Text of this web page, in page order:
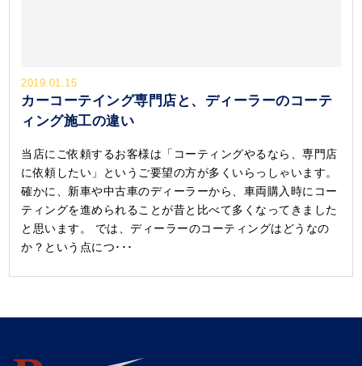
2019.01.15
カーコーテイング専門店と、ディーラーのコーテ
ィング施工の違い
当店にご依頼するお客様は「コーティングやるなら、専門店
に依頼したい」というご要望の方が多くいらっしゃいます。
確かに、新車や中古車のディーラーから、車両購入時にコー
ティングを進められることが昔と比べて多くなってきました
と思います。 では、ディーラーのコーティングはどうなの
か？という点につ･･･